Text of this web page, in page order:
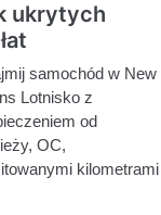
ukrytych
samochód w New
Lotnisko z
od
OC,
kilometrami